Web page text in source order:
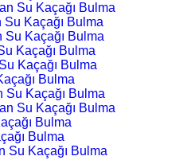
Su Kaçağı Bulma
Su Kaçağı Bulma
Su Kaçağı Bulma
Kaçağı Bulma
Kaçağı Bulma
Bulma
Su Kaçağı Bulma
Su Kaçağı Bulma
Bulma
Bulma
Su Kaçağı Bulma